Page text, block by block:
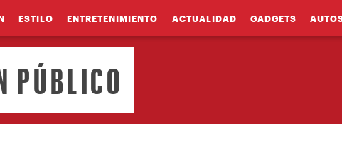
ESTILO ENTRETENIMIENTO ACTUALIDAD GADGETS
PÚBLICO